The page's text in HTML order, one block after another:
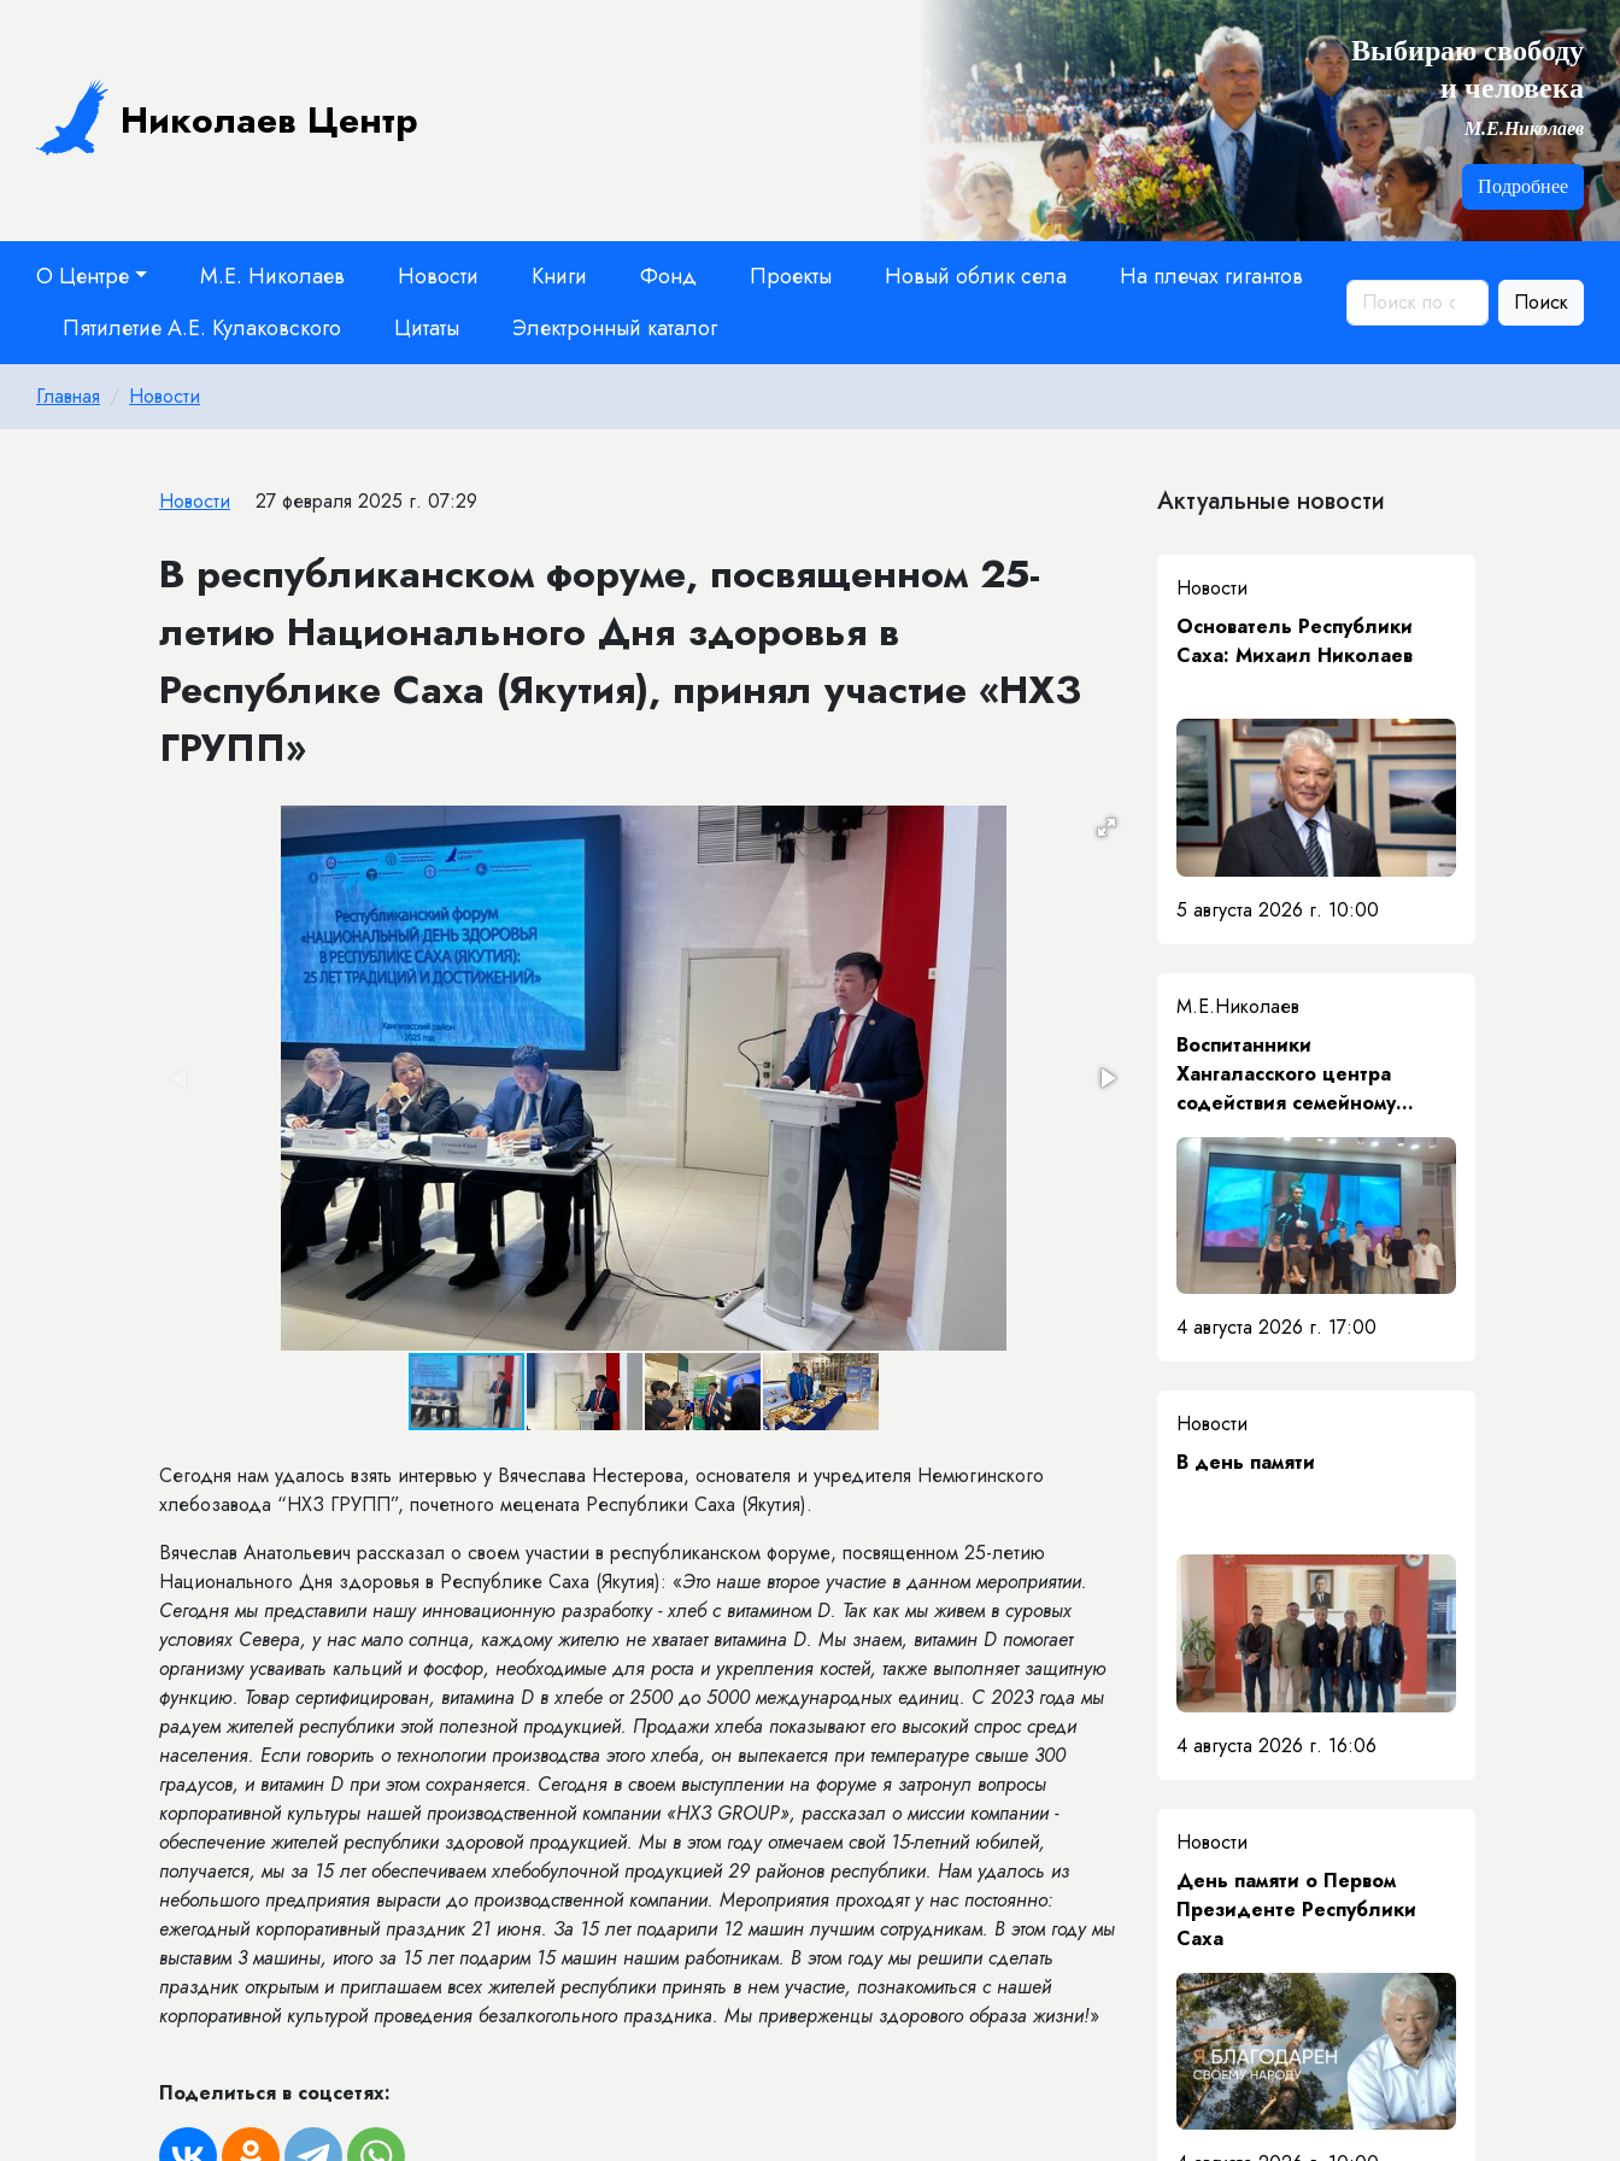
Николаев Центр
Выбираю свободу
и человека
М.Е.Николаев
Подробнее
О Центре М.Е. Николаев Новости Книги Фонд Проекты Новый облик села
На плечах гигантов
Пятилетие А.Е. Кулаковского
Цитаты Электронный каталог
Поиск
Главная Новости
Новости 27 февраля 2025 г. 07:29
В республиканском форуме, посвященном 25-
летию Национального Дня здоровья в
Республике Саха (Якутия), принял участие «НХЗ
ГРУПП»
Сегодня нам удалось взять интервью у Вячеслава Нестерова, основателя и учредителя Немюгинского
хлебозавода “НХЗ ГРУПП”, почетного мецената Республики Саха (Якутия).
Вячеслав Анатольевич рассказал о своем участии в республиканском форуме, посвященном 25-летию
Национального Дня здоровья в Республике Саха (Якутия): «Это наше второе участие в данном мероприятии.
Сегодня мы представили нашу инновационную разработку - хлеб с витамином D. Так как мы живем в суровых
условиях Севера, у нас мало солнца, каждому жителю не хватает витамина D. Мы знаем, витамин D помогает
организму усваивать кальций и фосфор, необходимые для роста и укрепления костей, также выполняет защитную
функцию. Товар сертифицирован, витамина D в хлебе от 2500 до 5000 международных единиц. С 2023 года мы
радуем жителей республики этой полезной продукцией. Продажи хлеба показывают его высокий спрос среди
населения. Если говорить о технологии производства этого хлеба, он выпекается при температуре свыше 300
градусов, и витамин D при этом сохраняется. Сегодня в своем выступлении на форуме я затронул вопросы
корпоративной культуры нашей производственной компании «НХЗ GROUP», рассказал о миссии компании -
обеспечение жителей республики здоровой продукцией. Мы в этом году отмечаем свой 15-летний юбилей,
получается, мы за 15 лет обеспечиваем хлебобулочной продукцией 29 районов республики. Нам удалось из
небольшого предприятия вырасти до производственной компании. Мероприятия проходят у нас постоянно:
ежегодный корпоративный праздник 21 июня. За 15 лет подарили 12 машин лучшим сотрудникам. В этом году мы
выставим 3 машины, итого за 15 лет подарим 15 машин нашим работникам. В этом году мы решили сделать
праздник открытым и приглашаем всех жителей республики принять в нем участие, познакомиться с нашей
корпоративной культурой проведения безалкогольного праздника. Мы приверженцы здорового образа жизни!»
Поделиться в соцсетях:
Актуальные новости
Новости
Основатель Республики
Саха: Михаил Николаев
5 августа 2026 г. 10:00
М.Е.Николаев
​Воспитанники
Хангаласского центра
содействия семейному
воспитанию почтили память
Первого Президента Якутии
4 августа 2026 г. 17:00
Новости
​В день памяти
4 августа 2026 г. 16:06
Новости
День памяти о Первом
Президенте Республики
Саха